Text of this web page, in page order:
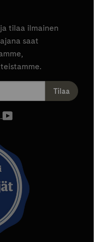
tilaa ilmainen
saat
ulkoinen
uuteen
välilehteen
välilehteen